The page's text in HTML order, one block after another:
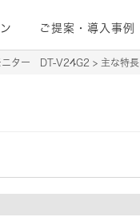
ご提案・導入事例
ニター DT-V24G2 主な特長